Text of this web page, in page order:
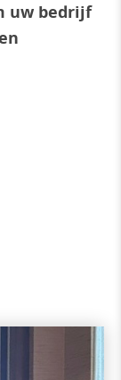
uw bedrijf